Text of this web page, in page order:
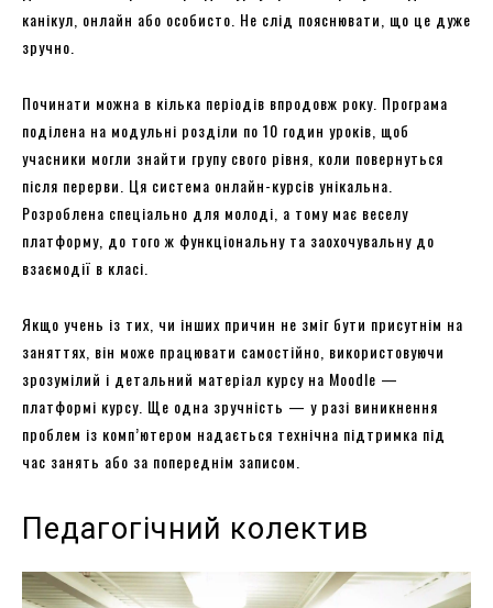
канікул, онлайн або особисто. Не слід пояснювати, що це дуже
зручно.
Починати можна в кілька періодів впродовж року. Програма
поділена на модульні розділи по 10 годин уроків, щоб
учасники могли знайти групу свого рівня, коли повернуться
після перерви. Ця система онлайн-курсів унікальна.
Розроблена спеціально для молоді, а тому має веселу
платформу, до того ж функціональну та заохочувальну до
взаємодії в класі.
Якщо учень із тих, чи інших причин не зміг бути присутнім на
заняттях, він може працювати самостійно, використовуючи
зрозумілий і детальний матеріал курсу на Moodle —
платформі курсу. Ще одна зручність — у разі виникнення
проблем із комп’ютером надається технічна підтримка під
час занять або за попереднім записом.
Педагогічний колектив